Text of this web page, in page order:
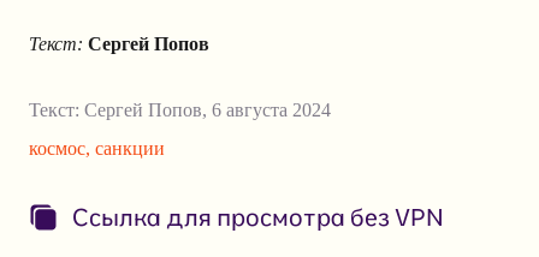
Текст: Сергей Попов
Текст: Сергей Попов, 6 августа 2024
космос, санкции
Ссылка для просмотра без VPN